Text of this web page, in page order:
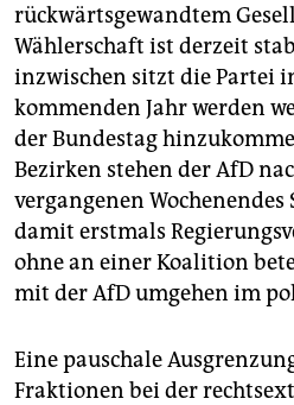
rückwärtsgewandtem
Wählerschaft ist derzeit
inzwischen sitzt die Partei
kommenden Jahr werden
der Bundestag
Bezirken stehen der AfD
vergangenen
damit erstmals
ohne an einer Koalition
mit der AfD umgehen im
Eine pauschale
Fraktionen bei der